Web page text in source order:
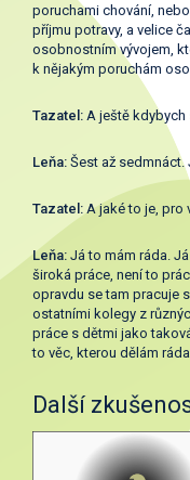
poruchami chování,
příjmu potravy, a velice
osobnostním vývojem,
k nějakým poruchám
Tazatel: A ještě
Leňa: Šest až sedmnáct.
Tazatel: A jaké to je, pro
Leňa: Já to mám ráda.
široká práce, není to
opravdu se tam pracuje
ostatními kolegy z
práce s dětmi jako
to věc, kterou dělám ráda.
Další